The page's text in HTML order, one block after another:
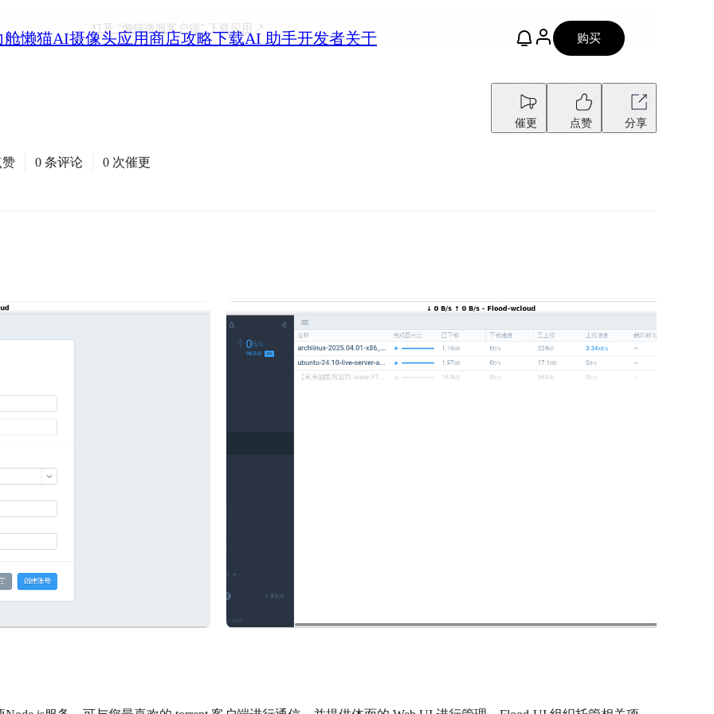
舱懒猫AI摄像头应用商店攻略下载AI 助手开发者关于 购买
打开 “懒猫微服客户端”下载应用
催更 点赞 分享
赞 0 条评论 0 次催更